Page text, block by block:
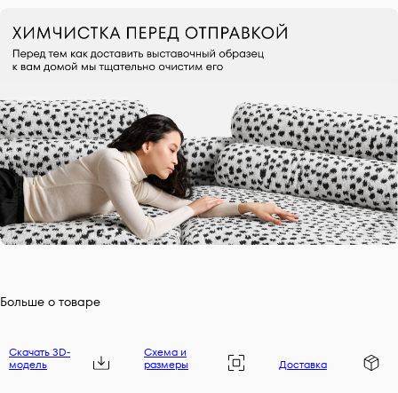
Больше о товаре
Скачать 3D-
модель
Схема и
размеры
Доставка